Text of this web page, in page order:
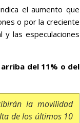
el aumento que
o por la creciente
y las especulaciones
del 11% o del
la movilidad
de los últimos 10